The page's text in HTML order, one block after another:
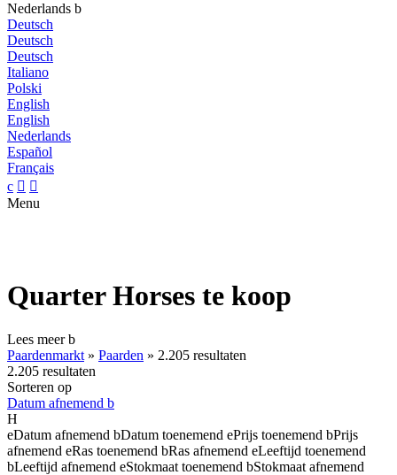
Nederlands b
Deutsch
Deutsch
Deutsch
Italiano
Polski
English
English
Nederlands
Español
Français
c  
Menu
Quarter Horses te koop
Lees meerb
Paardenmarkt » Paarden » 2.205 resultaten
2.205 resultaten
Sorteren op
Datum afnemend b
H
eDatum afnemend bDatum toenemend ePrijs toenemend bPrijs
afnemend eRas toenemend bRas afnemend eLeeftijd toenemend
bLeeftijd afnemend eStokmaat toenemend bStokmaat afnemend